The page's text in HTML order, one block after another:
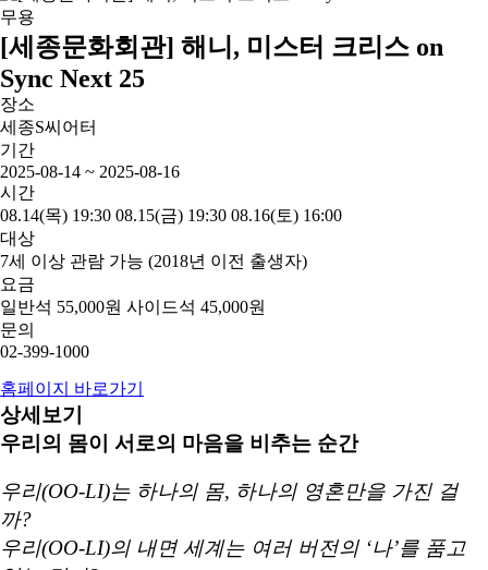
무용
[세종문화회관] 해니, 미스터 크리스 on
Sync Next 25
장소
세종S씨어터
기간
2025-08-14 ~ 2025-08-16
시간
08.14(목) 19:30 08.15(금) 19:30 08.16(토) 16:00
대상
7세 이상 관람 가능 (2018년 이전 출생자)
요금
일반석 55,000원 사이드석 45,000원
문의
02-399-1000
홈페이지 바로가기
상세보기
우리의 몸이 서로의 마음을 비추는 순간
우리(OO-LI)는 하나의 몸, 하나의 영혼만을 가진 걸
까?
우리(OO-LI)의 내면 세계는 여러 버전의 ‘나’를 품고